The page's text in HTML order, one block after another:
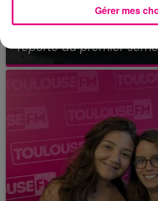
21 juillet 2026
reporté au premier
Gérer mes